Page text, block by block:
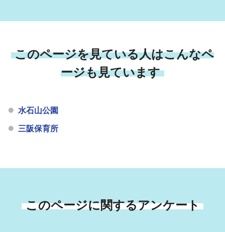
このページを見ている人はこんなペ
ージも見ています
水石山公園
三阪保育所
このページに関するアンケート